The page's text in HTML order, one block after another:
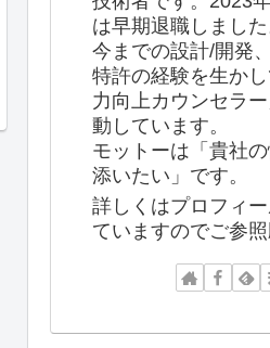
は早期退職しました
今までの設計/開発
特許の経験を生か
力向上カウンセラ
動しています。
モットーは「貴社
添いたい」です。
詳しくはプロフィ
ていますのでご参照